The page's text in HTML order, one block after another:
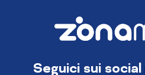
Seguici sui